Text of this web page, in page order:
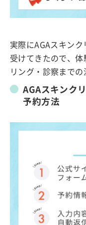
実際にAGAスキン
受けてきたので、
リング・診察までの
AGAスキンク
予約方法